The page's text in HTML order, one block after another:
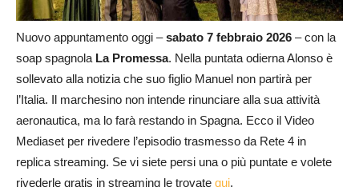
Nuovo appuntamento oggi –sabato 7 febbraio 2026 – con la
soap spagnola La Promessa. Nella puntata odierna Alonso è
sollevato alla notizia che suo figlio Manuel non partirà per
l’Italia. Il marchesino non intende rinunciare alla sua attività
aeronautica, ma lo farà restando in Spagna. Ecco il Video
Mediaset per rivedere l’episodio trasmesso da Rete 4 in
replica streaming. Se vi siete persi una o più puntate e volete
rivederle gratis in streaming le trovate qui.